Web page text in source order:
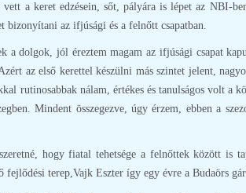
a keret edzésein, sőt, pályára is lépet az NBI-
bizonyítani az ifjúsági és a felnőtt csapatban.
dolgok, jól éreztem magam az ifjúsági csapat
az első kerettel készülni más szintet jelent,
rutinosabbak nálam, értékes és tanulságos volt a
Mindent összegezve, úgy érzem, ebben a
hogy fiatal tehetsége a felnőttek között is
terep,Vajk Eszter így egy évre a Budaörs